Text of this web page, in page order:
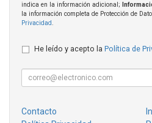
indica en la información adicional;
la información completa de Protección de
Privacidad
He leído y acepto la Política de
Contacto